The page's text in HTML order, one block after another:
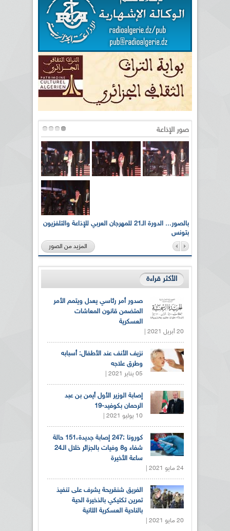
صور الإذاعة
بالصور... الدورة الـ21 للمهرجان العربي للإذاعة والتلفزيون
بتونس
المزيد من الصور
الأكثر قراءة
صدور أمر رئاسي يعدل ويتمم الأمر
المتضمن قانون المعاشات
العسكرية
20 أبريل 2021 |
نزيف الأنف عند الأطفال: أسبابه
وطرق علاجه
05 يناير 2021 |
إصابة الوزير الأول أيمن بن عبد
الرحمان بكوفيد-19
10 يوليو 2021 |
كورونا :247 إصابة جديدة،151 حالة
شفاء و8 وفيات بالجزائر خلال الـ24
ساعة الأخيرة
24 مايو 2021 |
الفريق شنقريحة يشرف على تنفيذ
تمرين تكتيكي بالذخيرة الحية
بالناحية العسكرية الثانية
20 مايو 2021 |